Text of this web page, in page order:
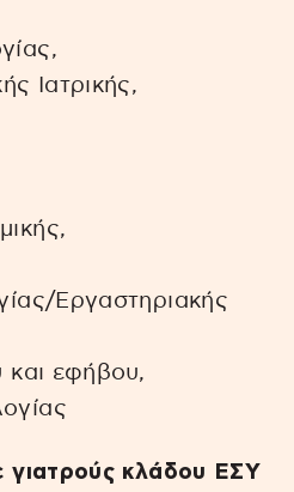
Ιατρικής,
Εργαστηριακής
και εφήβου,
γιατρούς κλάδου ΕΣΥ